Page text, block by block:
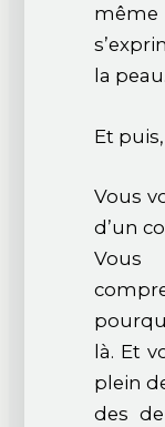
la peau.
Et
Vous
d’un
là. Et
plein
des